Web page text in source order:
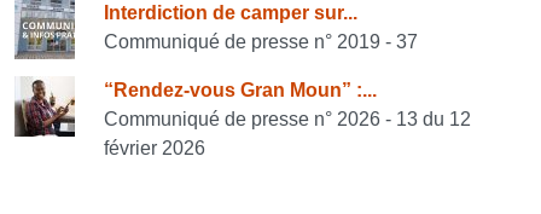
Interdiction de camper sur...
Communiqué de presse n° 2019 - 37
“Rendez-vous Gran Moun” :...
Communiqué de presse n° 2026 - 13 du 12
février 2026